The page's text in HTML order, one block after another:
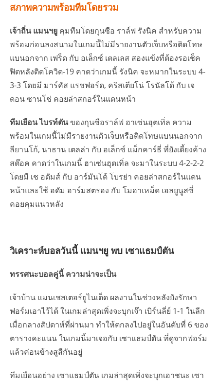
สภาพความพร้อมทีมโดยรวม
เจ้าถิ่น แมนฯยู คุมทีมโดยกุนซือ ราล์ฟ รังนิค สำหรับความ
พร้อมก่อนลงสนามในเกมนี้ไม่มีรายงานตัวเจ็บหรือติดโทษ
แบนอกจาก เฟร็ด กับ อเล็กซ์ เตลเลส สองแข้งที่ต้องรอเช็ค
ฟิตหลังติดโควิด-19 คาดว่าเกมนี้ รังนิค จะหมากในระบบ 4-
3-3 โดยมี มาร์คัส แรชฟอร์ด, คริสเตียโน่ โรนัลโด้ กับ เจ
ดอน ซานโช่ คอยล่าสกอร์ในแดนหน้า
ทีมเยือน ไบรท์ตันของกุนซือราล์ฟ ฮาเซ่นฮุตเทิ่ล ความ
พร้อมในเกมนี้ไม่มีรายงานตัวเจ็บหรือติดโทษแบนนอกจาก
ลียานโก้, นาธาน เตลล่า กับ อเล็กซ์ แม็กคาร์ธี่ ที่ยังเดี้ยงค้าง
สต๊อค คาดว่าในเกมนี้ ฮาเซ่นฮุตเทิ่ล จะมาในระบบ 4-2-2-2
โดยมี เช อดัมส์ กับ อาร์มันโด้ โบรย่า คอยล่าสกอร์ในแดน
หน้าและใช้ อดัม อาร์มสตรอง กับ โมฮาเหม็ด เอลยูนูสซี่
คอยคุมแนวหลัง
วิเคราะห์บอลวันนี้ แมนฯยู พบ เซาแธมป์ตัน
ทรรศนะบอลคู่นี้ ความน่าจะเป็น
เจ้าบ้าน แมนเชสเตอร์ยูไนเต็ด ผลงานในช่วงหลังยังรักษา
ฟอร์มเอาไว้ได้ ในเกมล่าสุดเพิ่งจะบุกเจ๊า เบิร์นลี่ย์ 1-1 ในลีก
เมื่อกลางสัปดาห์ที่ผ่านมา ทำให้ตกลงไปอยู่ในอันดับที่ 6 ของ
ตารางคะแนน ในเกมนี้มาเจอกับ เซาแธมป์ตัน ที่ดูจากฟอร์ม
แล้วค่อนข้างสูสีกันอยู่
ทีมเยือนอย่าง เซาแธมป์ตัน เกมล่าสุดเพิ่งจะบุกเอาชนะ เซา